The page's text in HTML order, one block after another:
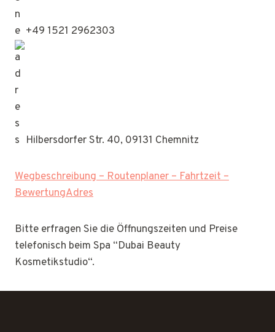
+49 1521 2962303
Hilbersdorfer Str. 40, 09131 Chemnitz
Wegbeschreibung – Routenplaner – Fahrtzeit –
BewertungAdres
Bitte erfragen Sie die Öffnungszeiten und Preise
telefonisch beim Spa “Dubai Beauty
Kosmetikstudio“.